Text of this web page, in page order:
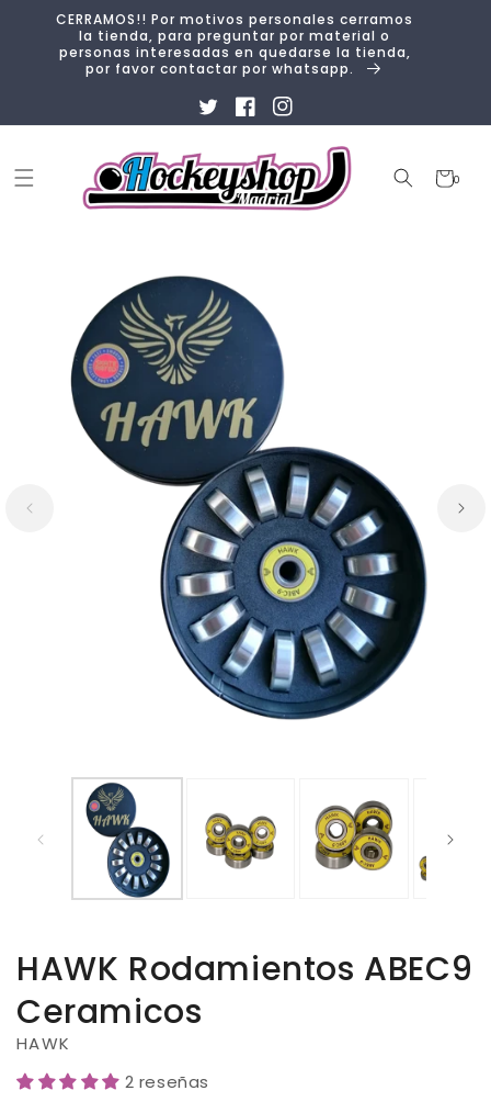
directamente
al contenido
CERRAMOS!! Por motivos personales cerramos
la tienda, para preguntar por material o
personas interesadas en quedarse la tienda,
por favor contactar por whatsapp.
TwitterFacebookInstagram
Carrito
0
0
artículos
información
del producto
HAWK Rodamientos ABEC9
Ceramicos
HAWK
2 reseñas